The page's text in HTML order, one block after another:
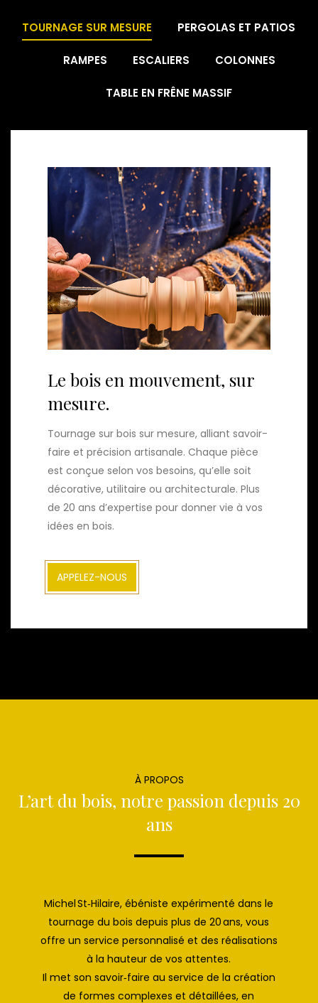
TOURNAGE SUR MESURE PERGOLAS ET PATIOS
RAMPES ESCALIERS COLONNES
TABLE EN FRÊNE MASSIF
Le bois en mouvement, sur
mesure.
Tournage sur bois sur mesure, alliant savoir-
faire et précision artisanale. Chaque pièce
est conçue selon vos besoins, qu’elle soit
décorative, utilitaire ou architecturale. Plus
de 20 ans d’expertise pour donner vie à vos
idées en bois.
APPELEZ-NOUS
À PROPOS
L’art du bois, notre passion depuis 20
ans
Michel St‑Hilaire, ébéniste expérimenté dans le
tournage du bois depuis plus de 20 ans, vous
offre un service personnalisé et des réalisations
à la hauteur de vos attentes.
Il met son savoir‑faire au service de la création
de formes complexes et détaillées, en